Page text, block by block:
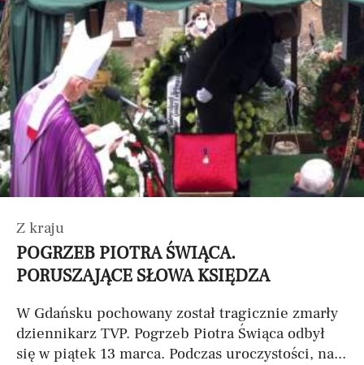
Z kraju
POGRZEB PIOTRA ŚWIĄCA.
PORUSZAJĄCE SŁOWA KSIĘDZA
W Gdańsku pochowany został tragicznie zmarły
dziennikarz TVP. Pogrzeb Piotra Świąca odbył
się w piątek 13 marca. Podczas uroczystości, na...